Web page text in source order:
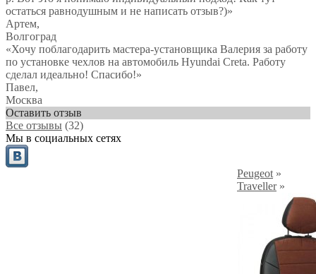
остаться равнодушным и не написать отзыв?)»
Артем,
Волгоград
«Хочу поблагодарить мастера-установщика Валерия за работу
по установке чехлов на автомобиль Hyundai Creta. Работу
сделал идеально! Спасибо!»
Павел,
Москва
Оставить отзыв
Все отзывы (32)
Мы в социальных сетях
Peugeot »
Traveller»